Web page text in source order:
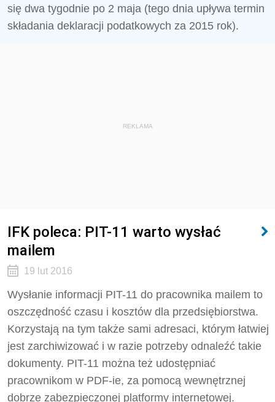
się dwa tygodnie po 2 maja (tego dnia upływa termin
składania deklaracji podatkowych za 2015 rok).
REKLAMA
IFK poleca: PIT-11 warto wysłać
mailem
19 lut 2016
Wysłanie informacji PIT-11 do pracownika mailem to
oszczędność czasu i kosztów dla przedsiębiorstwa.
Korzystają na tym także sami adresaci, którym łatwiej
jest zarchiwizować i w razie potrzeby odnaleźć takie
dokumenty. PIT-11 można też udostępniać
pracownikom w PDF-ie, za pomocą wewnętrznej
dobrze zabezpieczonej platformy internetowej.